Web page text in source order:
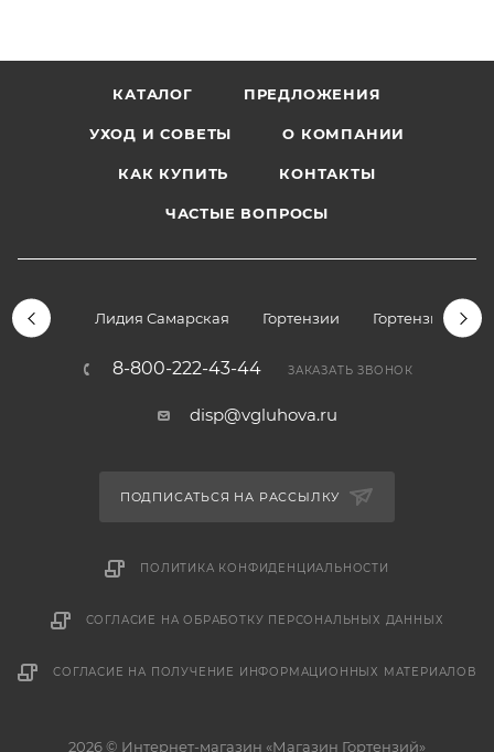
КАТАЛОГ ПРЕДЛОЖЕНИЯ
УХОД И СОВЕТЫ О КОМПАНИИ
КАК КУПИТЬ КОНТАКТЫ
ЧАСТЫЕ ВОПРОСЫ
Лидия Самарская Гортензии Гортензии
8-800-222-43-44 ЗАКАЗАТЬ ЗВОНОК
disp@vgluhova.ru
ПОДПИСАТЬСЯ НА РАССЫЛКУ
ПОЛИТИКА КОНФИДЕНЦИАЛЬНОСТИ
СОГЛАСИЕ НА ОБРАБОТКУ ПЕРСОНАЛЬНЫХ ДАННЫХ
СОГЛАСИЕ НА ПОЛУЧЕНИЕ ИНФОРМАЦИОННЫХ МАТЕРИАЛОВ
2026 © Интернет-магазин «Магазин Гортензий»